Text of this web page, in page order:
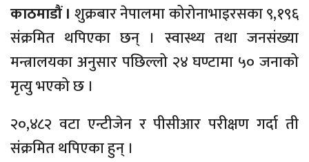
काठमाडौं । शुक्रबार नेपालमा कोरोनाभाइरसका ९,१९६
संक्रमित थपिएका छन् । स्वास्थ्य तथा जनसंख्या
मन्त्रालयका अनुसार पछिल्लो २४ घण्टामा ५० जनाको
मृत्यु भएको छ ।
२०,४८२ वटा एन्टीजेन र पीसीआर परीक्षण गर्दा ती
संक्रमित थपिएका हुन् ।